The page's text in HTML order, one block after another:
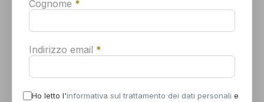
Accetta
Multisala Movieplex - L'AquilaVia Leonardo da Vinci, 7,
VEN
Cognome *
Indirizzo email *
Ho letto l'informativa sul trattamento dei dati personali e